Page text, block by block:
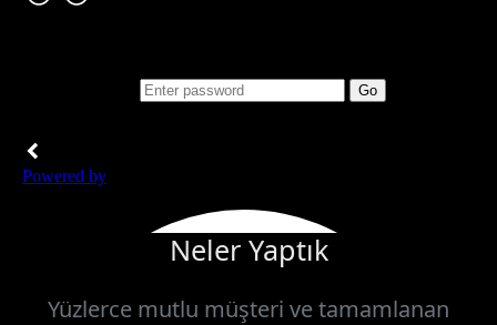
Neler Yaptık
Yüzlerce mutlu müşteri ve tamamlanan